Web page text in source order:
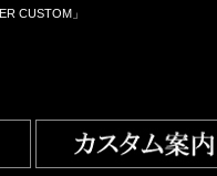
CUSTOM」